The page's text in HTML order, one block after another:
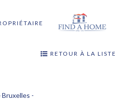
RETOUR À LA LISTE